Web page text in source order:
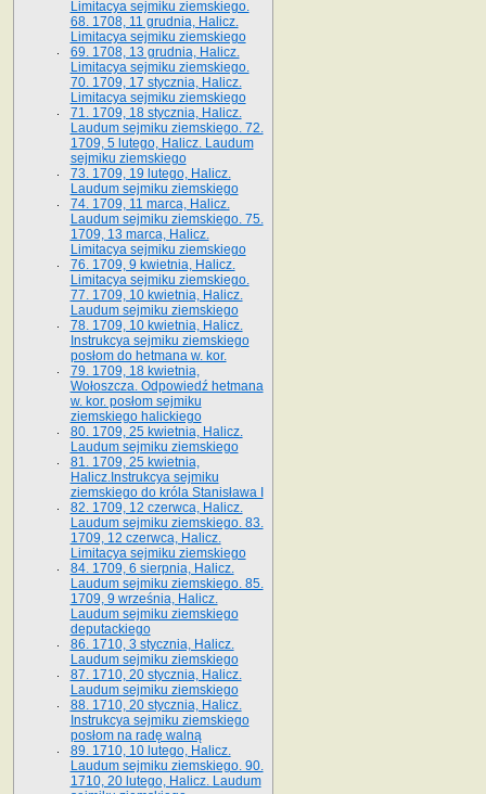
Limitacya sejmiku ziemskiego.
68. 1708, 11 grudnia, Halicz.
Limitacya sejmiku ziemskiego
69. 1708, 13 grudnia, Halicz.
Limitacya sejmiku ziemskiego.
70. 1709, 17 stycznia, Halicz.
Limitacya sejmiku ziemskiego
71. 1709, 18 stycznia, Halicz.
Laudum sejmiku ziemskiego. 72.
1709, 5 lutego, Halicz. Laudum
sejmiku ziemskiego
73. 1709, 19 lutego, Halicz.
Laudum sejmiku ziemskiego
74. 1709, 11 marca, Halicz.
Laudum sejmiku ziemskiego. 75.
1709, 13 marca, Halicz.
Limitacya sejmiku ziemskiego
76. 1709, 9 kwietnia, Halicz.
Limitacya sejmiku ziemskiego.
77. 1709, 10 kwietnia, Halicz.
Laudum sejmiku ziemskiego
78. 1709, 10 kwietnia, Halicz.
Instrukcya sejmiku ziemskiego
posłom do hetmana w. kor.
79. 1709, 18 kwietnia,
Wołoszcza. Odpowiedź hetmana
w. kor. posłom sejmiku
ziemskiego halickiego
80. 1709, 25 kwietnia, Halicz.
Laudum sejmiku ziemskiego
81. 1709, 25 kwietnia,
Halicz.Instrukcya sejmiku
ziemskiego do króla Stanisława I
82. 1709, 12 czerwca, Halicz.
Laudum sejmiku ziemskiego. 83.
1709, 12 czerwca, Halicz.
Limitacya sejmiku ziemskiego
84. 1709, 6 sierpnia, Halicz.
Laudum sejmiku ziemskiego. 85.
1709, 9 września, Halicz.
Laudum sejmiku ziemskiego
deputackiego
86. 1710, 3 stycznia, Halicz.
Laudum sejmiku ziemskiego
87. 1710, 20 stycznia, Halicz.
Laudum sejmiku ziemskiego
88. 1710, 20 stycznia, Halicz.
Instrukcya sejmiku ziemskiego
posłom na radę walną
89. 1710, 10 lutego, Halicz.
Laudum sejmiku ziemskiego. 90.
1710, 20 lutego, Halicz. Laudum